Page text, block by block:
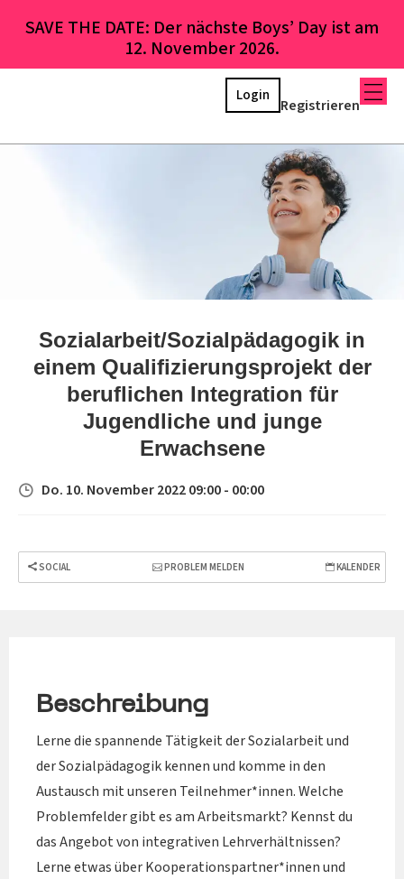
SAVE THE DATE: Der nächste Boys’ Day ist am
12. November 2026.
Registrieren
Login
Sozialarbeit/Sozialpädagogik in
einem Qualifizierungsprojekt der
beruflichen Integration für
Jugendliche und junge
Erwachsene
Do. 10. November 2022 09:00 - 00:00
SOCIAL PROBLEM MELDEN KALENDER
Beschreibung
Lerne die spannende Tätigkeit der Sozialarbeit und
der Sozialpädagogik kennen und komme in den
Austausch mit unseren Teilnehmer*innen. Welche
Problemfelder gibt es am Arbeitsmarkt? Kennst du
das Angebot von integrativen Lehrverhältnissen?
Lerne etwas über Kooperationspartner*innen und